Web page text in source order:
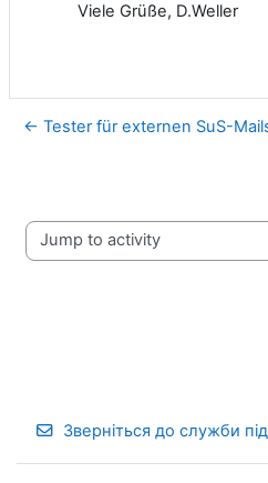
Viele Grüße, D.Weller
← Tester für externen SuS-
Jump to activity
Зверніться до служби